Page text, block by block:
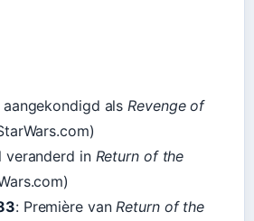
aangekondigd als Revenge of
veranderd in Return of the
: Première van Return of the